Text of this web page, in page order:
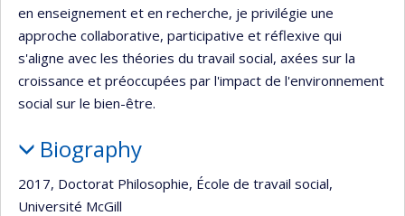
en enseignement et en recherche, je privilégie une
approche collaborative, participative et réflexive qui
s'aligne avec les théories du travail social, axées sur la
croissance et préoccupées par l'impact de l'environnement
social sur le bien-être.
Biography
2017, Doctorat Philosophie, École de travail social,
Université McGill